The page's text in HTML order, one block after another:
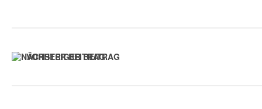
VORHERIGER BEITRAG